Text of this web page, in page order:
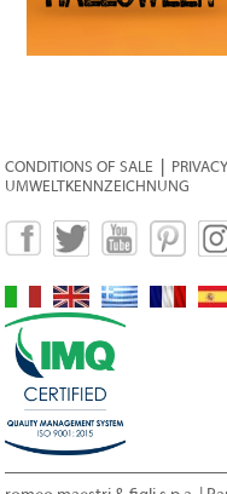
CONDITIONS OF SALE
UMWELTKENNZEICHNUNG